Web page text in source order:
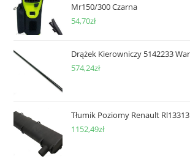
Mr150/300 Czarna
54,70zł
Drążek Kierowniczy 5142233
574,24zł
Tłumik Poziomy Renault
1152,49zł